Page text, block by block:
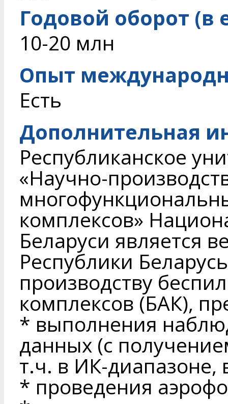
Годовой оборот (в
10-20 млн
Опыт
Есть
Дополнительная
Республиканское
«Научно-
комплексов»
Беларуси является
Республики
производству
комплексов (БАК),
* выполнения
данных (с
т.ч. в ИК-
* проведения